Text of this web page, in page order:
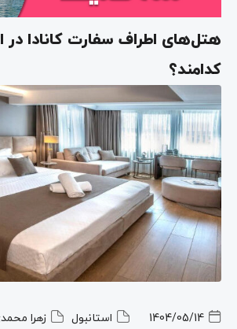
هتل‌های اطراف سفارت کانادا در
کدامند؟
1404/05/14 استانبول زهرا